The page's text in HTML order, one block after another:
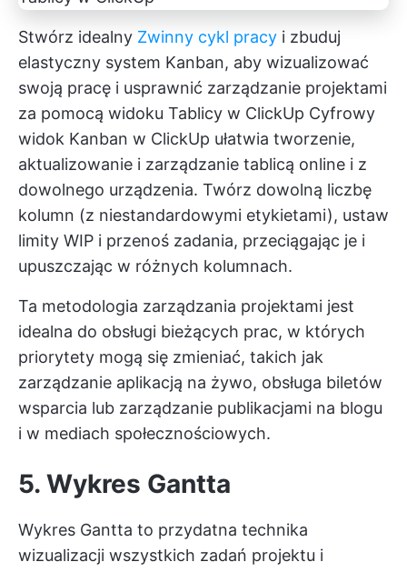
Stwórz idealny Zwinny cykl pracy i zbuduj
elastyczny system Kanban, aby wizualizować
swoją pracę i usprawnić zarządzanie projektami
za pomocą widoku Tablicy w ClickUp Cyfrowy
widok Kanban w ClickUp ułatwia tworzenie,
aktualizowanie i zarządzanie tablicą online i z
dowolnego urządzenia. Twórz dowolną liczbę
kolumn (z niestandardowymi etykietami), ustaw
limity WIP i przenoś zadania, przeciągając je i
upuszczając w różnych kolumnach.
Ta metodologia zarządzania projektami jest
idealna do obsługi bieżących prac, w których
priorytety mogą się zmieniać, takich jak
zarządzanie aplikacją na żywo, obsługa biletów
wsparcia lub zarządzanie publikacjami na blogu
i w mediach społecznościowych.
5. Wykres Gantta
Wykres Gantta to przydatna technika
wizualizacji wszystkich zadań projektu i